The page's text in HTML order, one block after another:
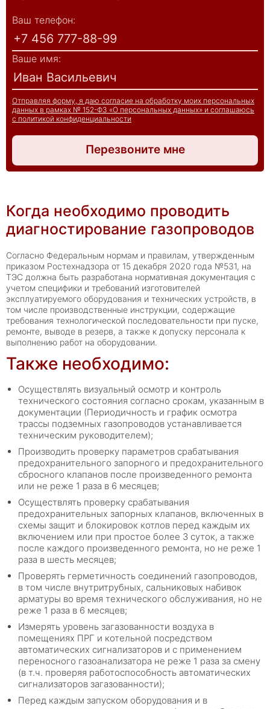
Ваш телефон:
Ваше имя:
Отправляя форму, я даю согласие на обработку моих персональных
данных в рамках № 152-ФЗ «О персональных данных» и соглашаюсь
с политикой конфиденциальности
Перезвоните мне
Когда необходимо проводить
диагностирование газопроводов
Согласно Федеральным нормам и правилам, утвержденным
приказом Ростехнадзора от 15 декабря 2020 года №531, на
ТЭС должна быть разработана нормативная документация с
учетом специфики и требований изготовителей
эксплуатируемого оборудования и технических устройств, в
том числе производственные инструкции, содержащие
требования технологической последовательности при пуске,
ремонте, выводе в резерв, а также к допуску персонала к
выполнению работ на оборудовании.
Также необходимо:
Осуществлять визуальный осмотр и контроль
технического состояния согласно срокам, указанным в
документации (Периодичность и график осмотра
трассы подземных газопроводов устанавливается
техническим руководителем);
Производить проверку параметров срабатывания
предохранительного запорного и предохранительного
сбросного клапанов после произведенного ремонта
или не реже 1 раза в 6 месяцев;
Осуществлять проверку срабатывания
предохранительных запорных клапанов, включенных в
схемы защит и блокировок котлов перед каждым их
включением или при простое более 3 суток, а также
после каждого произведенного ремонта, но не реже 1
раза в шесть месяцев;
Проверять герметичность соединений газопроводов,
в том числе внутритрубных, сальниковых набивок
арматуры во время технического обслуживания, но не
реже 1 раза в 6 месяцев;
Измерять уровень загазованности воздуха в
помещениях ПРГ и котельной посредством
автоматических сигнализаторов и с применением
переносного газоанализатора не реже 1 раза за смену
(в т.ч. проверяя работоспособность автоматических
сигнализаторов загазованности);
Перед каждым запуском оборудования и в